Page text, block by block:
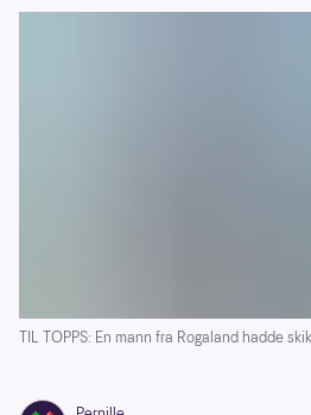
TIL TOPPS: En mann fra Rogaland hadde